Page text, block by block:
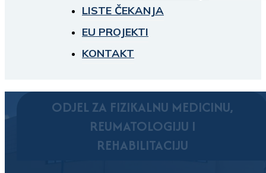
LISTE ČEKANJA
EU PROJEKTI
KONTAKT
ODJEL ZA FIZIKALNU MEDICINU,
REUMATOLOGIJU I
REHABILITACIJU